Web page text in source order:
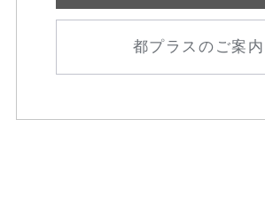
都プラスのご案内